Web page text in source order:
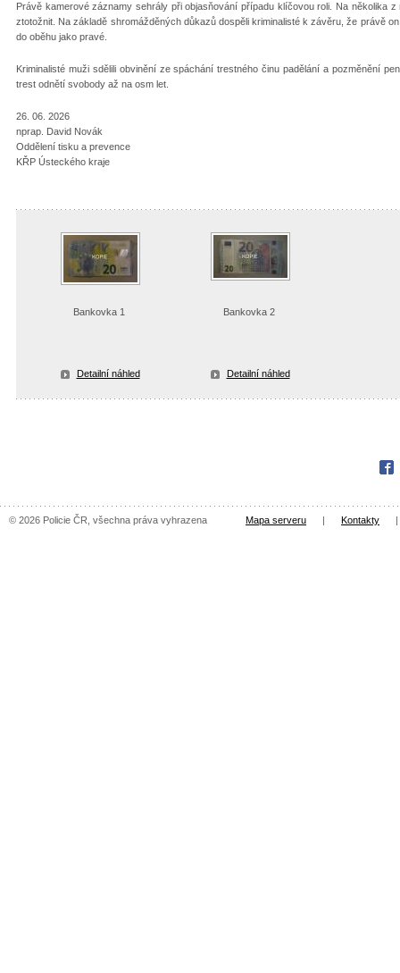
Právě kamerové záznamy sehrály při objasňování případu klíčovou roli. Na několika
ztotožnit. Na základě shromážděných důkazů dospěli kriminalisté k závěru, že právě
do oběhu jako pravé.
Kriminalisté muži sdělili obvinění ze spáchání trestného činu padělání a pozměnění
trest odnětí svobody až na osm let.
26. 06. 2026
nprap. David Novák
Oddělení tisku a prevence
KŘP Ústeckého kraje
Bankovka 1
Detailní náhled
Bankovka 2
Detailní náhled
© 2026 Policie ČR, všechna práva vyhrazena Mapa serveru | Kontakty |